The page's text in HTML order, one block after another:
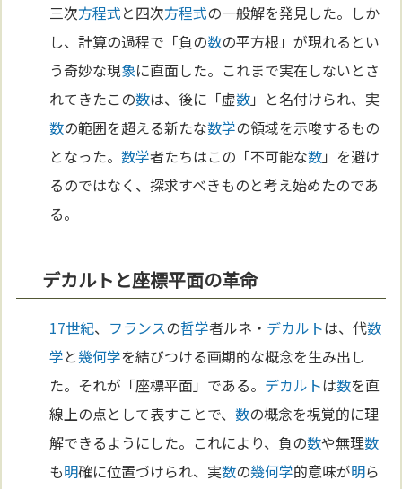
三次方程式と四次方程式の一般解を発見した。しか
し、計算の過程で「負の数の平方根」が現れるとい
う奇妙な現象に直面した。これまで実在しないとさ
れてきたこの数は、後に「虚数」と名付けられ、実
数の範囲を超える新たな数学の領域を示唆するもの
となった。数学者たちはこの「不可能な数」を避け
るのではなく、探求すべきものと考え始めたのであ
る。
デカルトと座標平面の革命
17世紀、 フランスの哲学者ルネ・ デカルトは、代数
学と幾何学を結びつける画期的な概念を生み出し
た。それが「座標平面」である。 デカルトは数を直
線上の点として表すことで、数の概念を視覚的に理
解できるようにした。これにより、負の数や無理数
も明確に位置づけられ、実数の幾何学的意味が明ら